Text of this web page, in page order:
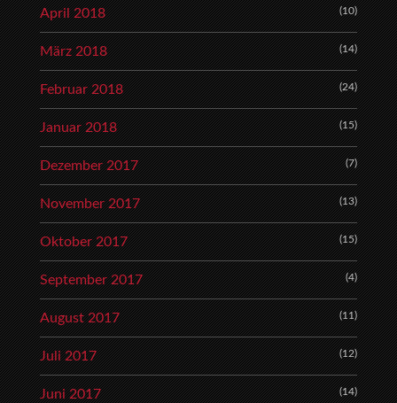
April 2018 (10)
März 2018 (14)
Februar 2018 (24)
Januar 2018 (15)
Dezember 2017 (7)
November 2017 (13)
Oktober 2017 (15)
September 2017 (4)
August 2017 (11)
Juli 2017 (12)
Juni 2017 (14)